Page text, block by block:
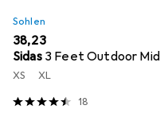
Sohlen
EUR
38,23
Sidas 3 Feet Outdoor Mid
XS XL
18